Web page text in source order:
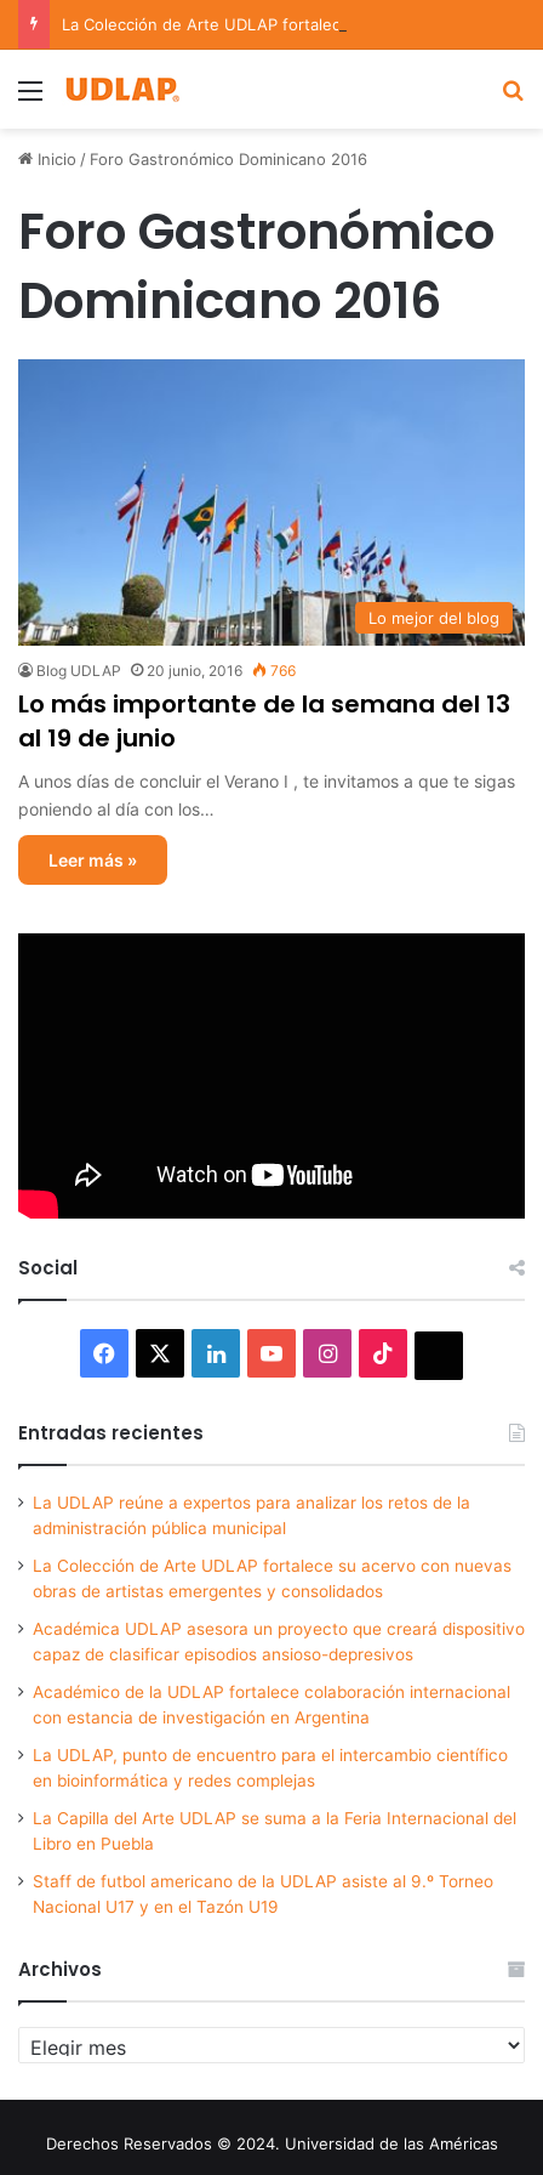
Menu
Inicio / Foro Gastronómico Dominicano 2016
Foro Gastronómico
Dominicano 2016
Lo mejor del blog
Blog UDLAP 20 junio, 2016 766
Lo más importante de la semana del 13
al 19 de junio
A unos días de concluir el Verano I , te invitamos a que te sigas
poniendo al día con los…
Leer más »
Social
Facebook LinkedInYouTubeInstagram
Entradas recientes
La UDLAP reúne a expertos para analizar los retos de la
administración pública municipal
La Colección de Arte UDLAP fortalece su acervo con nuevas
obras de artistas emergentes y consolidados
Académica UDLAP asesora un proyecto que creará dispositivo
capaz de clasificar episodios ansioso-depresivos
Académico de la UDLAP fortalece colaboración internacional
con estancia de investigación en Argentina
La UDLAP, punto de encuentro para el intercambio científico
en bioinformática y redes complejas
La Capilla del Arte UDLAP se suma a la Feria Internacional del
Libro en Puebla
Staff de futbol americano de la UDLAP asiste al 9.º Torneo
Nacional U17 y en el Tazón U19
Archivos
Archivos
Derechos Reservados © 2024. Universidad de las Américas